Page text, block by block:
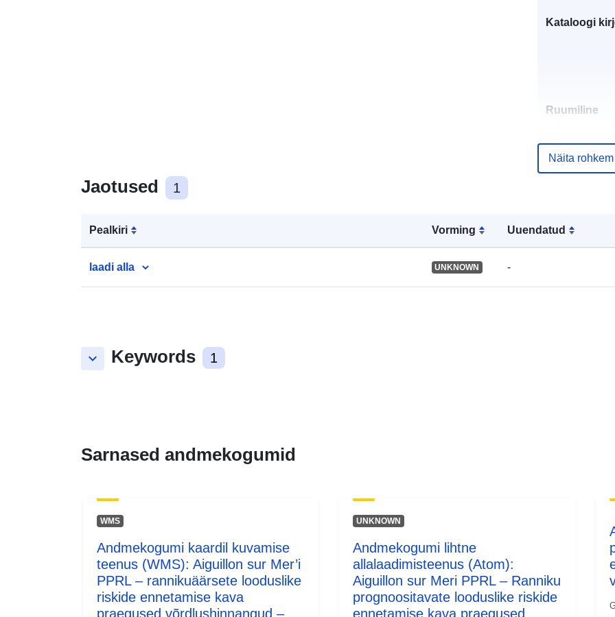
Jaotused 1
Pealkiri Vorming Uuendatud
laadi alla UNKNOWN -
keyboard_arrow_down Keywords 1
Kataloogi
Ruumiline
Näita rohkem
Sarnased andmekogumid
WMS
Andmekogumi kaardil kuvamise
teenus (WMS): Aiguillon sur Mer’i
PPRL – rannikuäärsete looduslike
riskide ennetamise kava
praegused võrdlushinnangud –
UNKNOWN
Andmekogumi lihtne
allalaadimisteenus (Atom):
Aiguillon sur Meri PPRL – Ranniku
prognoositavate looduslike riskide
ennetamise kava praegused